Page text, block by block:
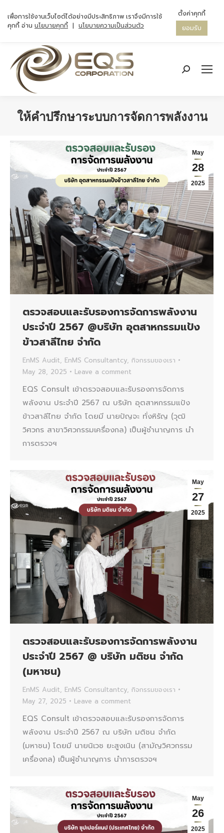
Search:
ให้คำปรึกษาระบบการจัดการพลังงาน
May
28
2025
ตรวจสอบและรับรองการจัดการพลังงาน
ประจำปี 2567 @บริษัท อุตสาหกรรมแป้ง
ข้าวสาลีไทย จำกัด
EnMS Audit, EnMS Consultantcy, กิจกรรมของเรา
May 28, 2025
Leave a comment
EQS Consult เข้าตรวจสอบและรับรองการจัดการ
พลังงาน ประจำปี 2567 ณ บริษัท อุตสาหกรรมแป้ง
ข้าวสาลีไทย จำกัด โดยมี นายปัญจะ ทั่งหิรัญ (วุฒิ
วิศวกร สาขาวิศวกรรมเครื่องกล) เป็นผู้ชำนาญการ นำ
การตรวจฯ
May
27
2025
ตรวจสอบและรับรองการจัดการพลังงาน
ประจำปี 2567 @ บริษัท มติชน จำกัด
(มหาชน)
EnMS Audit, EnMS Consultantcy, กิจกรรมของเรา
May 27, 2025
Leave a comment
EQS Consult เข้าตรวจสอบและรับรองการจัดการ
พลังงาน ประจำปี 2567 ณ บริษัท มติชน จำกัด
(มหาชน) โดยมี นายนิเวช ยะสูงเนิน (สามัญวิศวกรรม
เครื่องกล) เป็นผู้ชำนาญการ นำการตรวจฯ
May
26
2025
เพื่อการใช้งานเว็บไซต์ได้อย่างมีประสิทธิภาพ เราจึงมีการใช้
คุกกี้ อ่าน นโยบายคุกกี้ | นโยบายความเป็นส่วนตัว
ตั้งค่าคุกกี้
ยอมรับ